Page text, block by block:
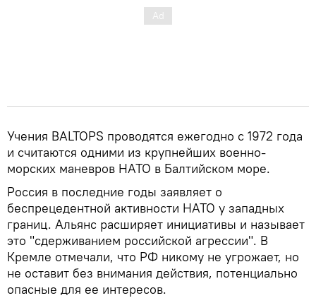
Учения BALTOPS проводятся ежегодно с 1972 года
и считаются одними из крупнейших военно-
морских маневров НАТО в Балтийском море.
Россия в последние годы заявляет о
беспрецедентной активности НАТО у западных
границ. Альянс расширяет инициативы и называет
это "сдерживанием российской агрессии". В
Кремле отмечали, что РФ никому не угрожает, но
не оставит без внимания действия, потенциально
опасные для ее интересов.